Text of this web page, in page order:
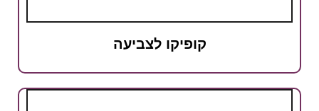
קופיקו לצביעה